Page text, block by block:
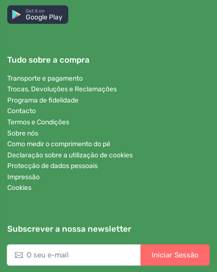
Get it on
Google Play
Tudo sobre a compra
Transporte e pagamento
Trocas, Devoluções e Reclamações
Programa de fidelidade
Contacto
Termos e Condições
Sobre nós
Como medir o comprimento do pé
Declaração sobre a utilização de cookies
Protecção de dados pessoais
Impressão
Cookies
Subscrever a nossa newsletter
Iniciar Sessão